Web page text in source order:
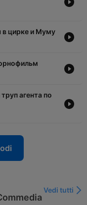
в цирке и Муму
агента по
Vedi tutti